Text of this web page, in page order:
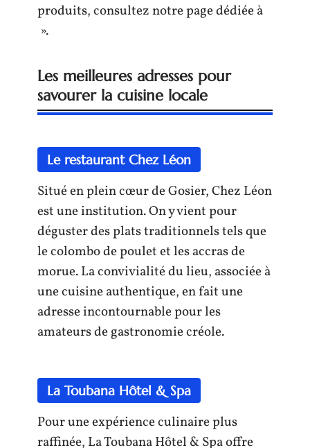
produits, consultez notre page dédiée à
».
Les meilleures adresses pour
savourer la cuisine locale
Le restaurant Chez Léon
Situé en plein cœur de Gosier, Chez Léon
est une institution. On y vient pour
déguster des plats traditionnels tels que
le colombo de poulet et les accras de
morue. La convivialité du lieu, associée à
une cuisine authentique, en fait une
adresse incontournable pour les
amateurs de gastronomie créole.
La Toubana Hôtel & Spa
Pour une expérience culinaire plus
raffinée, La Toubana Hôtel & Spa offre